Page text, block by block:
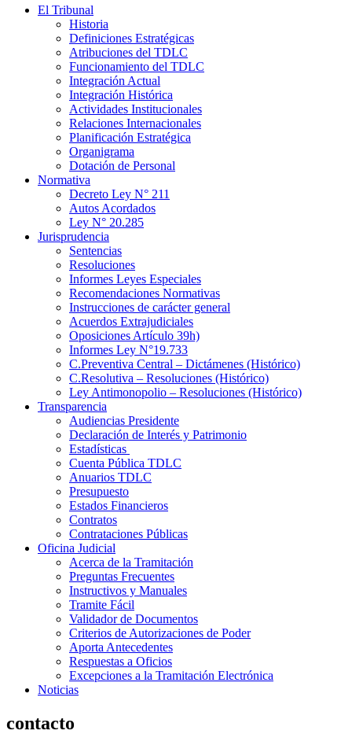
El Tribunal
Historia
Definiciones Estratégicas
Atribuciones del TDLC
Funcionamiento del TDLC
Integración Actual
Integración Histórica
Actividades Institucionales
Relaciones Internacionales
Planificación Estratégica
Organigrama
Dotación de Personal
Normativa
Decreto Ley N° 211
Autos Acordados
Ley N° 20.285
Jurisprudencia
Sentencias
Resoluciones
Informes Leyes Especiales
Recomendaciones Normativas
Instrucciones de carácter general
Acuerdos Extrajudiciales
Oposiciones Artículo 39h)
Informes Ley N°19.733
C.Preventiva Central – Dictámenes (Histórico)
C.Resolutiva – Resoluciones (Histórico)
Ley Antimonopolio – Resoluciones (Histórico)
Transparencia
Audiencias Presidente
Declaración de Interés y Patrimonio
Estadísticas
Cuenta Pública TDLC
Anuarios TDLC
Presupuesto
Estados Financieros
Contratos
Contrataciones Públicas
Oficina Judicial
Acerca de la Tramitación
Preguntas Frecuentes
Instructivos y Manuales
Tramite Fácil
Validador de Documentos
Criterios de Autorizaciones de Poder
Aporta Antecedentes
Respuestas a Oficios
Excepciones a la Tramitación Electrónica
Noticias
contacto